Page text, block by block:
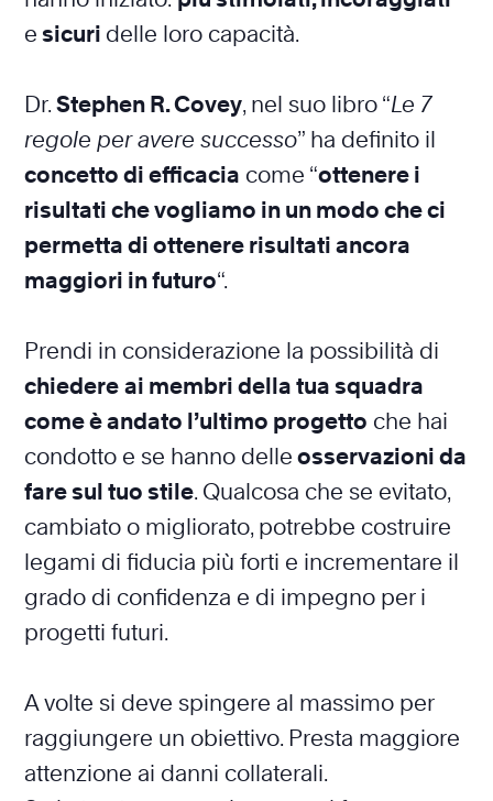
e sicuri delle loro capacità.
Dr. Stephen R. Covey, nel suo libro “Le 7
regole per avere successo” ha definito il
concetto di efficacia come “ottenere i
risultati che vogliamo in un modo che ci
permetta di ottenere risultati ancora
maggiori in futuro“.
Prendi in considerazione la possibilità di
chiedere ai membri della tua squadra
come è andato l’ultimo progetto che hai
condotto e se hanno delle osservazioni da
fare sul tuo stile. Qualcosa che se evitato,
cambiato o migliorato, potrebbe costruire
legami di fiducia più forti e incrementare il
grado di confidenza e di impegno per i
progetti futuri.
A volte si deve spingere al massimo per
raggiungere un obiettivo. Presta maggiore
attenzione ai danni collaterali.